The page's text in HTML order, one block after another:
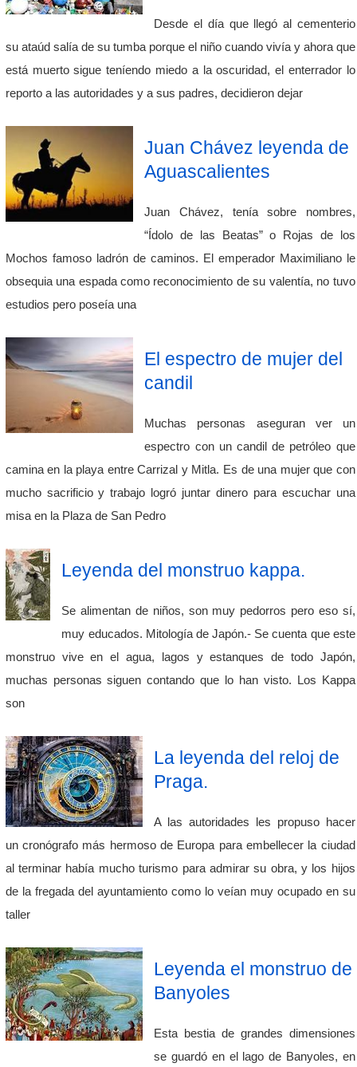
Desde el día que llegó al cementerio
su ataúd salía de su tumba porque el niño cuando vivía y ahora que
está muerto sigue teníendo miedo a la oscuridad, el enterrador lo
reporto a las autoridades y a sus padres, decidieron dejar
Juan Chávez leyenda de
Aguascalientes
Juan Chávez, tenía sobre nombres,
“Ídolo de las Beatas” o Rojas de los
Mochos famoso ladrón de caminos. El emperador Maximiliano le
obsequia una espada como reconocimiento de su valentía, no tuvo
estudios pero poseía una
El espectro de mujer del
candil
Muchas personas aseguran ver un
espectro con un candil de petróleo que
camina en la playa entre Carrizal y Mitla. Es de una mujer que con
mucho sacrificio y trabajo logró juntar dinero para escuchar una
misa en la Plaza de San Pedro
Leyenda del monstruo kappa.
Se alimentan de niños, son muy pedorros pero eso sí,
muy educados. Mitología de Japón.- Se cuenta que este
monstruo vive en el agua, lagos y estanques de todo Japón,
muchas personas siguen contando que lo han visto. Los Kappa
son
La leyenda del reloj de
Praga.
A las autoridades les propuso hacer
un cronógrafo más hermoso de Europa para embellecer la ciudad
al terminar había mucho turismo para admirar su obra, y los hijos
de la fregada del ayuntamiento como lo veían muy ocupado en su
taller
Leyenda el monstruo de
Banyoles
Esta bestia de grandes dimensiones
se guardó en el lago de Banyoles, en